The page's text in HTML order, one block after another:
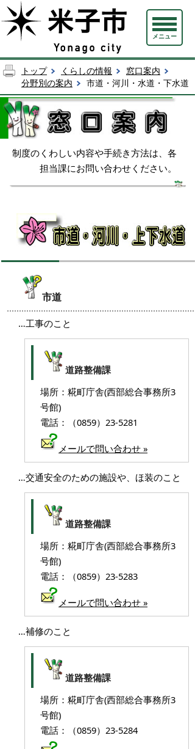
メニュー
トップ くらしの情報
窓口案内
分野別の案内
市道・河川・水道・下水道
制度のくわしい内容や手続き方法は、各
担当課にお問い合わせください。
市道
…工事のこと
道路整備課
場所：糀町庁舎(西部総合事務所3
号館)
電話：（0859）23-5281
メールで問い合わせ »
…交通安全のための施設や、ほ装のこと
道路整備課
場所：糀町庁舎(西部総合事務所3
号館)
電話：（0859）23-5283
メールで問い合わせ »
…補修のこと
道路整備課
場所：糀町庁舎(西部総合事務所3
号館)
電話：（0859）23-5284